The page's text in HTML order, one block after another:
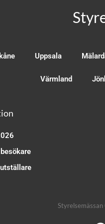
Uppsala
Värmland